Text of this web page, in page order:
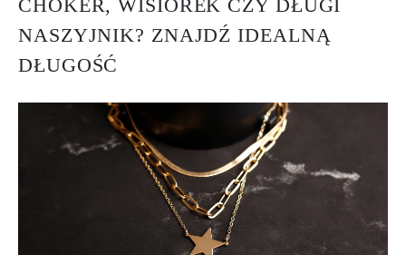
CHOKER, WISIOREK CZY DŁUGI
NASZYJNIK? ZNAJDŹ IDEALNĄ
DŁUGOŚĆ